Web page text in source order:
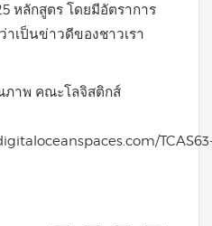
หลักสูตร โดยมีอัตราการ
าเป็นข่าวดีของชาวเรา
าพ คณะโลจิสติกส์